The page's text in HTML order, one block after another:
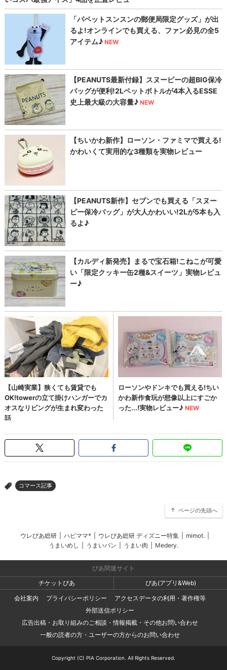
> コマース記事
ページの先頭へ
ウレぴあ総研 ハピママ* ウレぴあ総研 ディズニー特集 mimot.
うまいめし
うまいパン うまい肉 Medery.
ぴあ関連サイト
チケットぴあ
ぴあ(アプリ&Web)
会社案内
プライバシーポリシー
アクセスデータの利用・著作権等
外部送信ポリシー
広告出稿・お取り組みのご相談・情報掲載・その他お問い合わせ
一般の読者の方・ユーザーの方からのお問い合わせ
Copyright (C) PIA Corporation. All Rights Reserved.